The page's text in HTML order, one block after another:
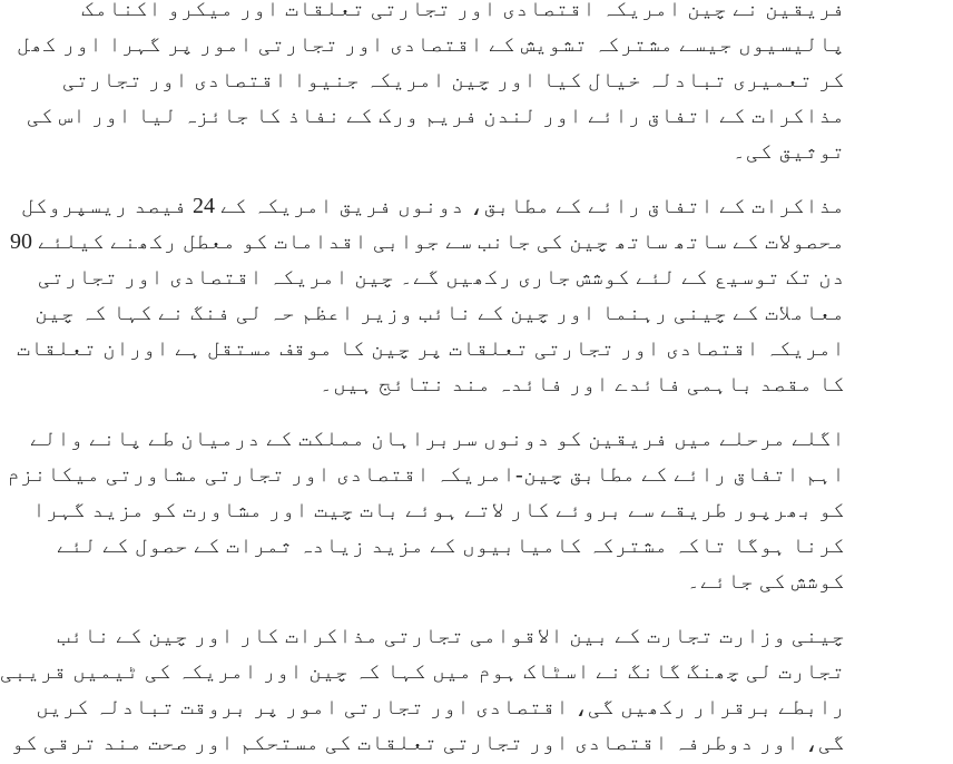
فریقین نے چین امریکہ اقتصادی اور تجارتی تعلقات اور میکرو اکنامک
پالیسیوں جیسے مشترکہ تشویش کے اقتصادی اور تجارتی امور پر گہرا اور کھل
کر تعمیری تبادلہ خیال کیا اور چین امریکہ جنیوا اقتصادی اور تجارتی
مذاکرات کے اتفاق رائے اور لندن فریم ورک کے نفاذ کا جائزہ لیا اور اس کی
توثیق کی۔
مذاکرات کے اتفاق رائے کے مطابق، دونوں فریق امریکہ کے 24 فیصد ریسپروکل
محصولات کے ساتھ ساتھ چین کی جانب سے جوابی اقدامات کو معطل رکھنے کیلئے 90
دن تک توسیع کے لئے کوشش جاری رکھیں گے۔ چین امریکہ اقتصادی اور تجارتی
معاملات کے چینی رہنما اور چین کے نائب وزیر اعظم حہ لی فنگ نے کہا کہ چین
امریکہ اقتصادی اور تجارتی تعلقات پر چین کا موقف مستقل ہے اوران تعلقات
کا مقصد باہمی فائدے اور فائدہ مند نتائج ہیں۔
اگلے مرحلے میں فریقین کو دونوں سربراہان مملکت کے درمیان طے پانے والے
اہم اتفاق رائے کے مطابق چین-امریکہ اقتصادی اور تجارتی مشاورتی میکانزم
کو بھرپور طریقے سے بروئے کار لاتے ہوئے بات چیت اور مشاورت کو مزید گہرا
کرنا ہوگا تاکہ مشترکہ کامیابیوں کے مزید زیادہ ثمرات کے حصول کے لئے
کوشش کی جائے۔
چینی وزارت تجارت کے بین الاقوامی تجارتی مذاکرات کار اور چین کے نائب
تجارت لی چھنگ گانگ نے اسٹاک ہوم میں کہا کہ چین اور امریکہ کی ٹیمیں قریبی
رابطے برقرار رکھیں گی، اقتصادی اور تجارتی امور پر بروقت تبادلہ کریں
گی، اور دوطرفہ اقتصادی اور تجارتی تعلقات کی مستحکم اور صحت مند ترقی کو